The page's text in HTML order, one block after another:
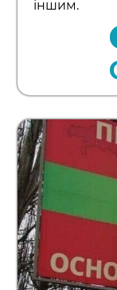
іншим.